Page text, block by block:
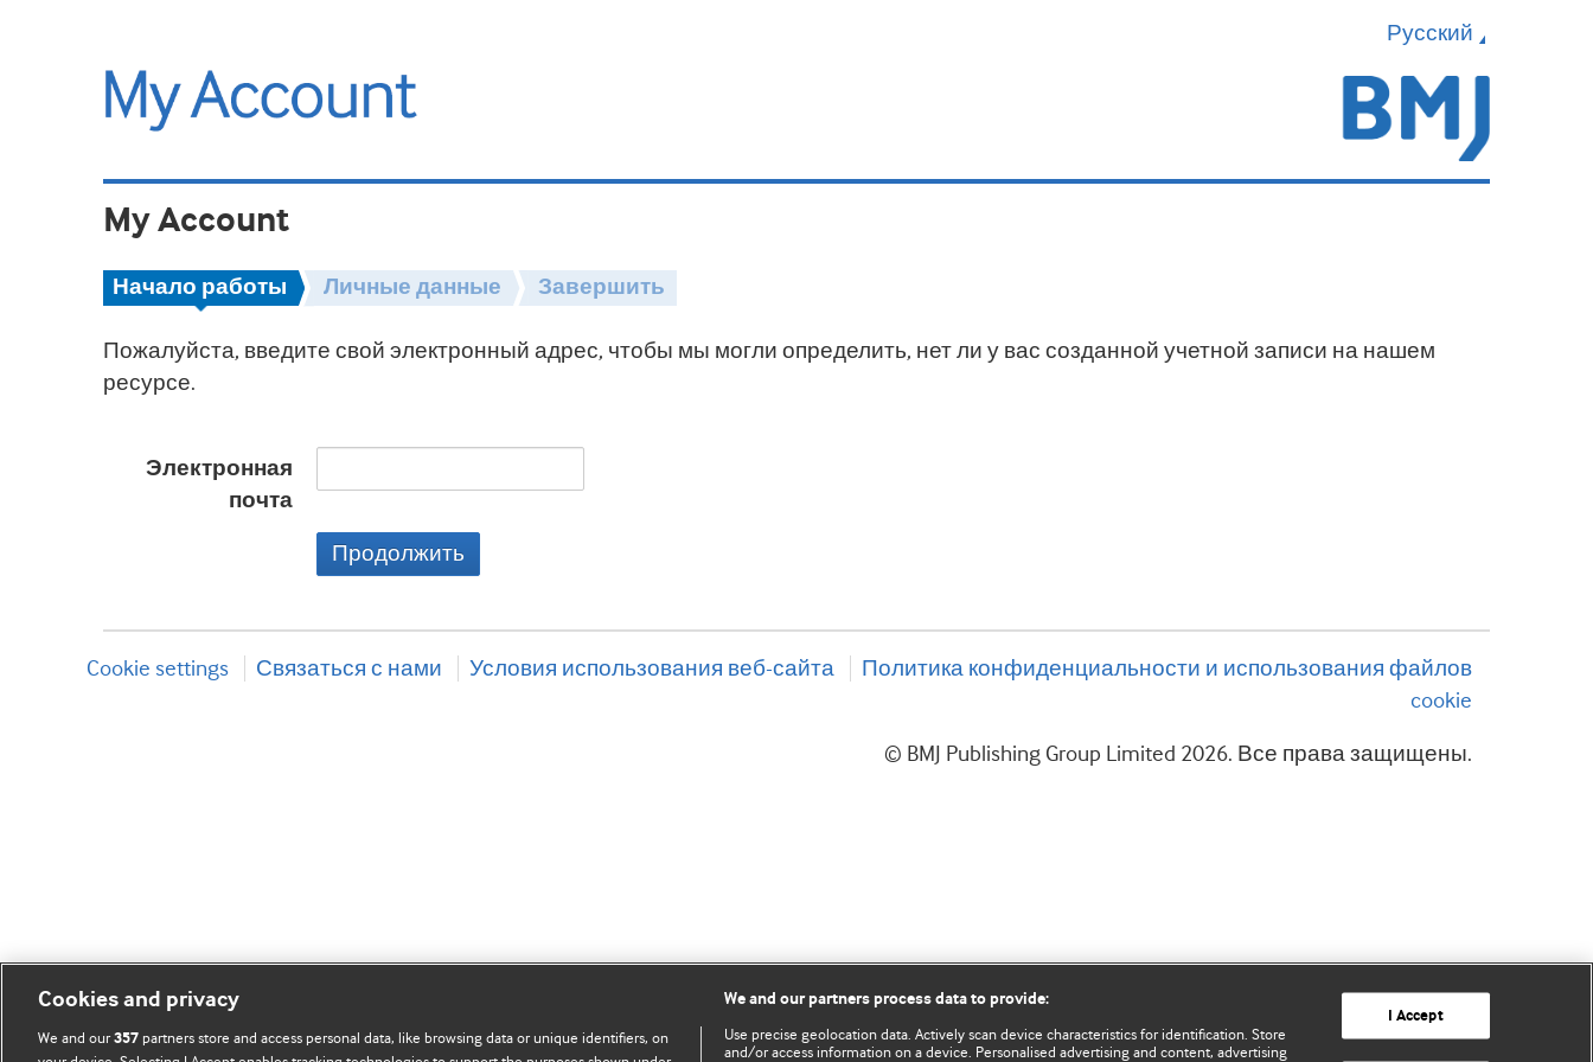
Русский
My Account
Начало работы Личные данные Завершить
Пожалуйста, введите свой электронный адрес, чтобы мы могли определить, нет ли у вас созданной учетной записи на нашем
ресурсе.
Электронная
почта
Продолжить
Cookie settings Связаться с нами Условия использования веб-сайта
Политика конфиденциальности и использования файлов
cookie
© BMJ Publishing Group Limited 2026. Все права защищены.
Cookies and privacy
We and our357 partners store and access personal data, like browsing data or unique identifiers, on
We and our partners process data to provide:
Use precise geolocation data. Actively scan device characteristics for identification. Store
and/or access information on a device. Personalised advertising and content, advertising
I Accept